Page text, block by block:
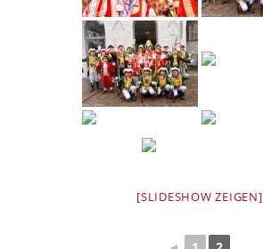
[SLIDESHOW ZEIGEN]